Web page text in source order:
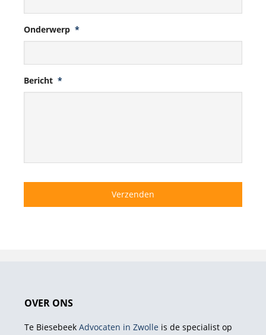
Onderwerp *
Bericht *
OVER ONS
Te Biesebeek Advocaten in Zwolle is de specialist op